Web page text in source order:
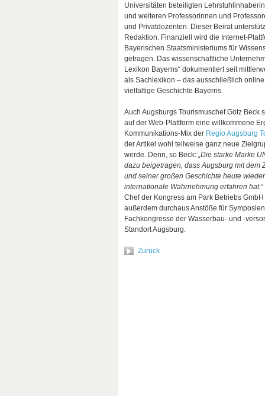
Universitäten beteiligten
und weiteren Professorinnen und
und Privatdozenten. Dieser Beirat
Redaktion. Finanziell wird die Internet-
Bayerischen Staatsministeriums für
getragen. Das wissenschaftliche
Lexikon Bayerns“ dokumentiert seit
als Sachlexikon – das ausschließlich
vielfältige Geschichte Bayerns.
Auch Augsburgs Tourismuschef Götz Beck
auf der Web-Plattform eine willkommene
Kommunikations-Mix der Regio Augsburg
der Artikel wohl teilweise ganz neue
werde. Denn, so Beck: „Die starke Marke
dazu beigetragen, dass Augsburg mit dem
und seiner großen Geschichte heute
internationale Wahrnehmung erfahren hat.“
Chef der Kongress am Park Betriebs
außerdem durchaus Anstöße für
Fachkongresse der Wasserbau- und -
Standort Augsburg.
Zurück